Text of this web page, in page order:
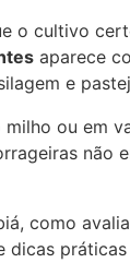
o cultivo
aparece
e
ou em
não
como
dicas